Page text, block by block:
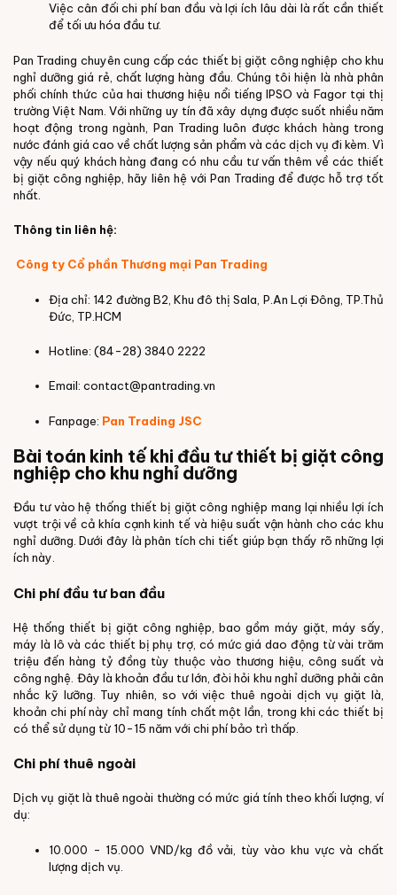
Việc cân đối chi phí ban đầu và lợi ích lâu dài là rất cần thiết
để tối ưu hóa đầu tư.
Pan Trading chuyên cung cấp các thiết bị giặt công nghiệp cho khu
nghỉ dưỡng giá rẻ, chất lượng hàng đầu. Chúng tôi hiện là nhà phân
phối chính thức của hai thương hiệu nổi tiếng IPSO và Fagor tại thị
trường Việt Nam. Với những uy tín đã xây dựng được suốt nhiều năm
hoạt động trong ngành, Pan Trading luôn được khách hàng trong
nước đánh giá cao về chất lượng sản phẩm và các dịch vụ đi kèm. Vì
vậy nếu quý khách hàng đang có nhu cầu tư vấn thêm về các thiết
bị giặt công nghiệp, hãy liên hệ với Pan Trading để được hỗ trợ tốt
nhất.
Thông tin liên hệ:
Công ty Cổ phần Thương mại Pan Trading
Địa chỉ: 142 đường B2, Khu đô thị Sala, P.An Lợi Đông, TP.Thủ
Đức, TP.HCM
Hotline: (84-28) 3840 2222
Email: contact@pantrading.vn
Fanpage: Pan Trading JSC
Bài toán kinh tế khi đầu tư thiết bị giặt công
nghiệp cho khu nghỉ dưỡng
Đầu tư vào hệ thống thiết bị giặt công nghiệp mang lại nhiều lợi ích
vượt trội về cả khía cạnh kinh tế và hiệu suất vận hành cho các khu
nghỉ dưỡng. Dưới đây là phân tích chi tiết giúp bạn thấy rõ những lợi
ích này.
Chi phí đầu tư ban đầu
Hệ thống thiết bị giặt công nghiệp, bao gồm máy giặt, máy sấy,
máy là lô và các thiết bị phụ trợ, có mức giá dao động từ vài trăm
triệu đến hàng tỷ đồng tùy thuộc vào thương hiệu, công suất và
công nghệ. Đây là khoản đầu tư lớn, đòi hỏi khu nghỉ dưỡng phải cân
nhắc kỹ lưỡng. Tuy nhiên, so với việc thuê ngoài dịch vụ giặt là,
khoản chi phí này chỉ mang tính chất một lần, trong khi các thiết bị
có thể sử dụng từ 10-15 năm với chi phí bảo trì thấp.
Chi phí thuê ngoài
Dịch vụ giặt là thuê ngoài thường có mức giá tính theo khối lượng, ví
dụ:
10.000 - 15.000 VND/kg đồ vải, tùy vào khu vực và chất
lượng dịch vụ.